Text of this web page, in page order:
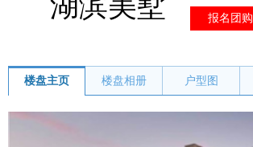
湖滨美墅
报名团购
楼盘主页 楼盘相册 户型图